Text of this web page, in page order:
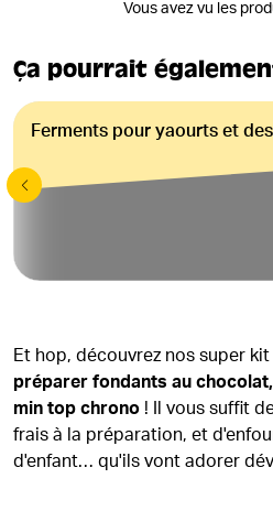
Vous avez vu les
Ça pourrait
Ferments pour yaourts et
Et hop, découvrez nos super
préparer fondants au
min top chrono ! Il vous suffit
frais à la préparation, et
d'enfant… qu'ils vont adorer